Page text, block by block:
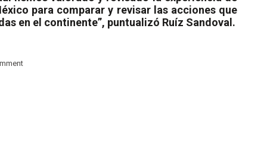
para comparar y revisar las acciones que
en el continente”, puntualizó Ruíz Sandoval.